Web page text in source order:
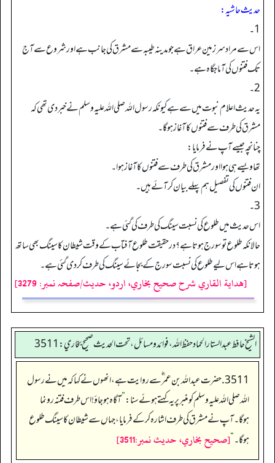
حدیث حاشیہ:
1۔
اس سے مراد سر زمین عراق ہے جومدینہ طیبہ سے مشرق کی جانب ہے اور شروع سے آج
تک فتنوں کی آماجگاہ ہے۔
2۔
یہ حدیث اعلام نبوت میں سے ہے کیونکہ رسول اللہ صلی اللہ علیہ وسلم نے خبردی تھی کہ
مشرق کی طرف سے فتنوں کاآغاز ہوگا۔
چنانچہ جیسے آپ نے فرمایا:
تھاویسے ہی ہوااور مشرق کی طرف سے فتنوں کا آغاز ہوا۔
ان فتنوں کی تفصیل ہم پہلے بیان کر آئے ہیں۔
3۔
اس حدیث میں طلوع کی نسبت سینگ کی طرف کی گئی ہے۔
حالانکہ طلوع تو سورج ہوتا ہے؟ درحقیقت طلوع آفتاب کے وقت شیطان کا سینگ بھی ساتھ
ہوتا ہے اس لیے طلوع کی نسبت سورج کے بجائےسینگ کی طرف کردی گئی ہے۔
[هداية القاري شرح صحيح بخاري، اردو، حدیث/صفحہ نمبر: 3279]
الشيخ حافط عبدالستار الحماد حفظ الله، فوائد و مسائل، تحت الحديث صحيح بخاري:3511
3511. حضرت عبداللہ بن عمر ؓسے روایت ہے، انھوں نے کہا کہ میں نے رسول
اللہ صلی اللہ علیہ وسلم کو منبر پر یہ کہتے ہوئے سنا:”آگاہ ہوجاؤ! اس طرف فتنہ رونما
ہوگا۔ آپ نے مشرق کی طرف اشارہ کرکے فرمایا، جہاں سے شیطان کا سینگ طلوع
ہوگا۔“[صحيح بخاري، حديث نمبر:3511]